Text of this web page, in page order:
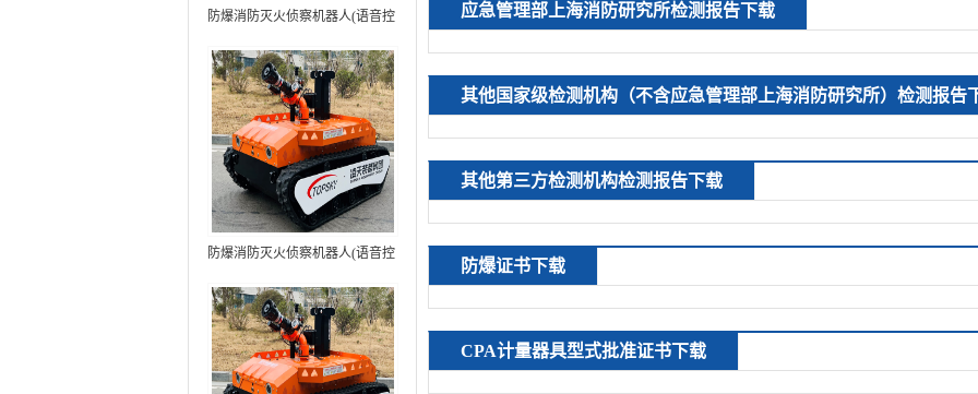
防爆消防灭火侦察机器人(语音控
MC80BD（第6代）
防爆消防灭火侦察机器人(语音控
RXR-MC80BD（第7代）
应急管理部上海消防研究所检测报告下载
其他国家级检测机构（不含应急管理部上海消防研究所）检测报告
其他第三方检测机构检测报告下载
防爆证书下载
CPA计量器具型式批准证书下载